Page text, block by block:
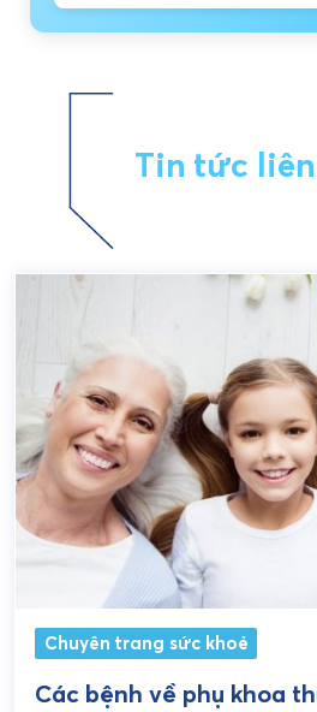
Tin tức
Chuyên trang sức khoẻ
Các bệnh về phụ khoa